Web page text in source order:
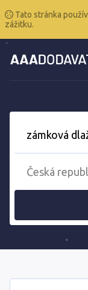
Tato stránka
zážitku.